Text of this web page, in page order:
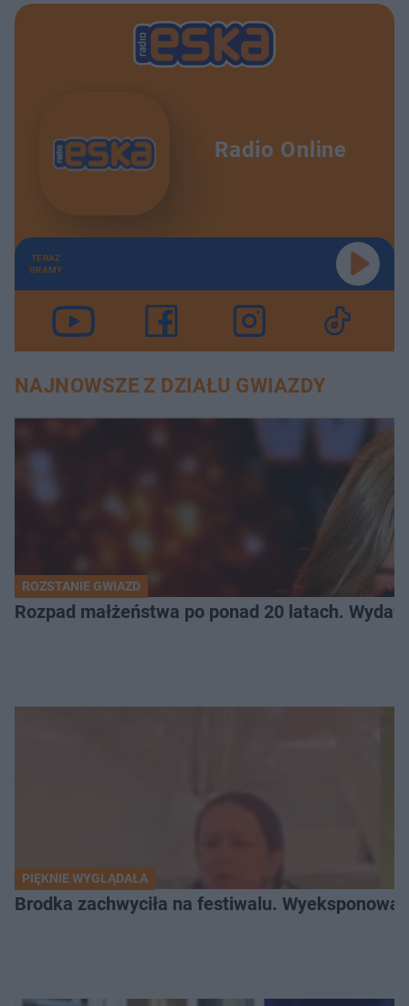
Radio Online
TERAZ
GRAMY
NAJNOWSZE Z DZIAŁU GWIAZDY
ROZSTANIE GWIAZD
Rozpad małżeństwa po ponad 20 latach.
PIĘKNIE WYGLĄDAŁA
Brodka zachwyciła na festiwalu.